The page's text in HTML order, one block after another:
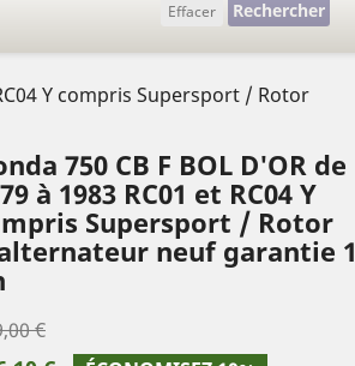
Effacer Rechercher
Y compris Supersport / Rotor
750 CB F BOL D'OR de
à 1983 RC01 et RC04 Y
Supersport / Rotor
neuf garantie 1
€